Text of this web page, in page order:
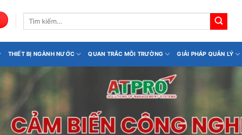
Tìm
THIẾT BỊ NGÀNH NƯỚC QUAN TRẮC MÔI TRƯỜNG GIẢI PHÁP QUẢN LÝ